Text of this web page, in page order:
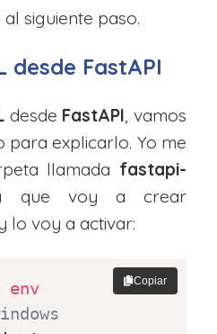
siguiente paso.
desde FastAPI
desde FastAPI, vamos
explicarlo. Yo me
llamada fastapi-
que voy a crear
lo voy a activar:
env
Copiar